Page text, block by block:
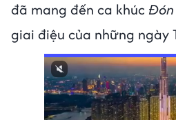
đã mang đến ca khúc
giai điệu của những ngày